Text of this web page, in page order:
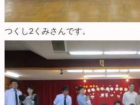
つくし2くみさんです。